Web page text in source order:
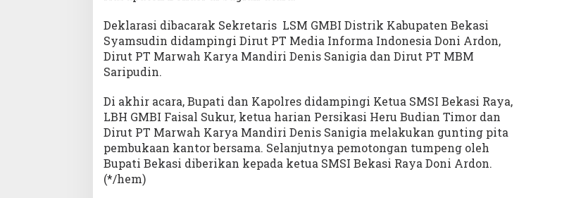
Deklarasi dibacarak Sekretaris LSM GMBI Distrik Kabupaten Bekasi
Syamsudin didampingi Dirut PT Media Informa Indonesia Doni Ardon,
Dirut PT Marwah Karya Mandiri Denis Sanigia dan Dirut PT MBM
Saripudin.
Di akhir acara, Bupati dan Kapolres didampingi Ketua SMSI Bekasi Raya,
LBH GMBI Faisal Sukur, ketua harian Persikasi Heru Budian Timor dan
Dirut PT Marwah Karya Mandiri Denis Sanigia melakukan gunting pita
pembukaan kantor bersama. Selanjutnya pemotongan tumpeng oleh
Bupati Bekasi diberikan kepada ketua SMSI Bekasi Raya Doni Ardon.
(*/hem)